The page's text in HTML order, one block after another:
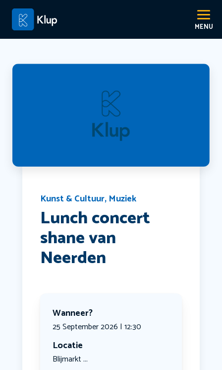
Kunst & Cultuur, Muziek
Lunch concert
shane van
Neerden
Wanneer?
25 September 2026 | 12:30
Locatie
Blijmarkt ...